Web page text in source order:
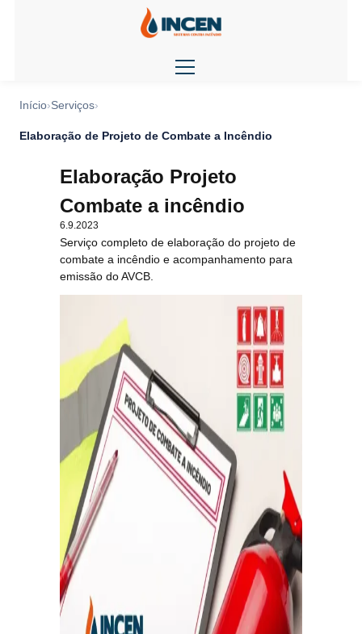
Início Serviços
Elaboração de Projeto de Combate a Incêndio
Elaboração Projeto
Combate a incêndio
6.9.2023
Serviço completo de elaboração do projeto de
combate a incêndio e acompanhamento para
emissão do AVCB.